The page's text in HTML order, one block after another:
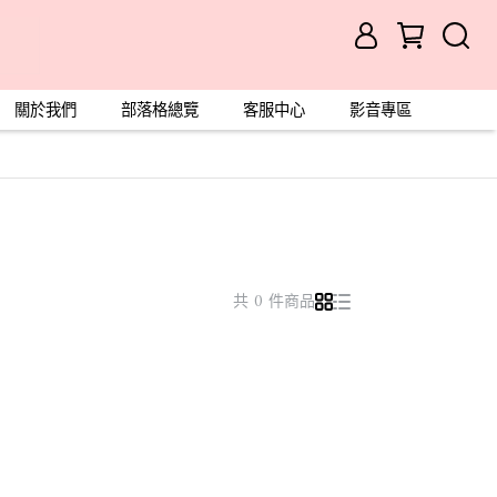
關於我們 部落格總覽 客服中心 影音專區
共 0 件商品